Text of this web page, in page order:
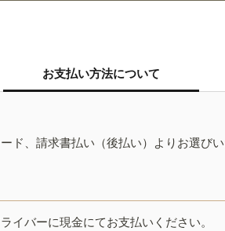
お支払い方法について
ド、請求書払い（後払い）よりお選びい
イバーに現金にてお支払いください。